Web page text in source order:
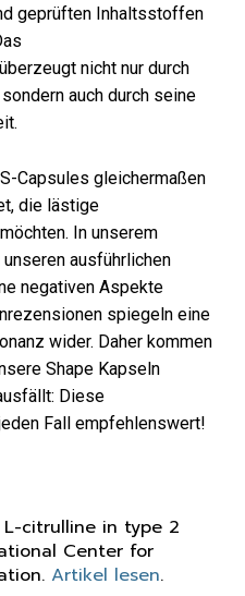
geprüften Inhaltsstoffen
nicht nur durch
auch durch seine
Capsules gleichermaßen
die lästige
In unserem
ausführlichen
negativen Aspekte
spiegeln eine
wider. Daher kommen
Shape Kapseln
Diese
Fall empfehlenswert!
citrulline in type 2
Center for
Artikel lesen.